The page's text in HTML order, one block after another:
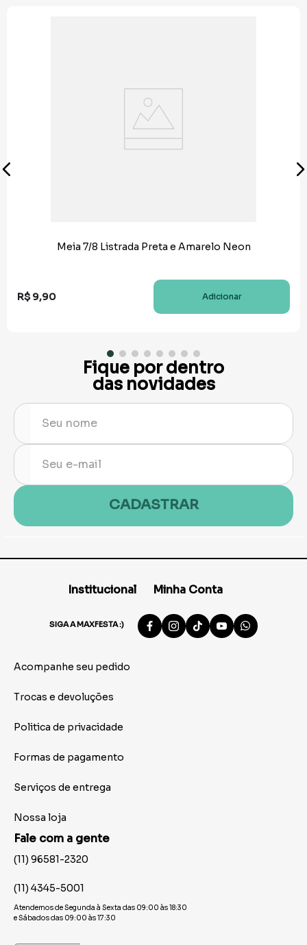
Meia 7/8 Listrada Preta e Amarelo Neon
R$ 9,90 Adicionar
Fique por dentro
das novidades
CADASTRAR
Institucional Minha Conta
SIGA A MAXFESTA :)
Acompanhe seu pedido
Trocas e devoluções
Politica de privacidade
Formas de pagamento
Serviços de entrega
Nossa loja
Fale com a gente
(11) 96581-2320
(11) 4345-5001
Atendemos de Segunda à Sexta das 09:00 às 18:30
e Sábados das 09:00 às 17:30